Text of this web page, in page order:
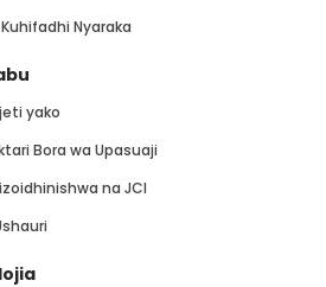
Nyaraka
yako
Bora wa Upasuaji
na JCI